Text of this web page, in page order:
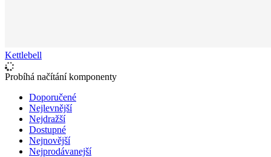
Kettlebell
Probíhá načítání komponenty
Doporučené
Nejlevnější
Nejdražší
Dostupné
Nejnovější
Nejprodávanejší